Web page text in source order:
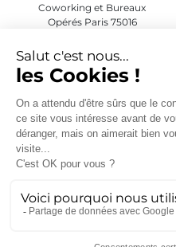
Coworking et Bureaux
Opérés Paris 75016
Opérés Paris 75017
Coworking et Bureaux
Opérés Paris 75018
Coworking et Bureaux
Opérés Paris 75019
Coworking et Bureaux
Opérés Paris 75020
Coworking et Bureaux